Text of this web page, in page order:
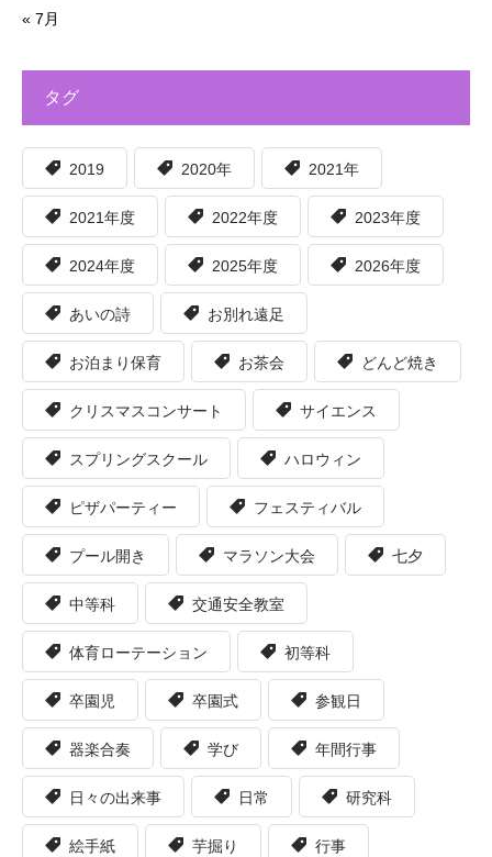
« 7月
タグ
2019 2020年 2021年
2021年度 2022年度 2023年度
2024年度 2025年度 2026年度
あいの詩 お別れ遠足
お泊まり保育 お茶会 どんど焼き
クリスマスコンサート サイエンス
スプリングスクール ハロウィン
ピザパーティー フェスティバル
プール開き マラソン大会 七夕
中等科 交通安全教室
体育ローテーション 初等科
卒園児 卒園式 参観日
器楽合奏 学び 年間行事
日々の出来事 日常 研究科
絵手紙 芋掘り 行事